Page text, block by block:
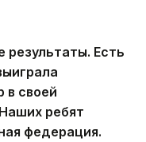
Есть
в своей
ребят
федерация.